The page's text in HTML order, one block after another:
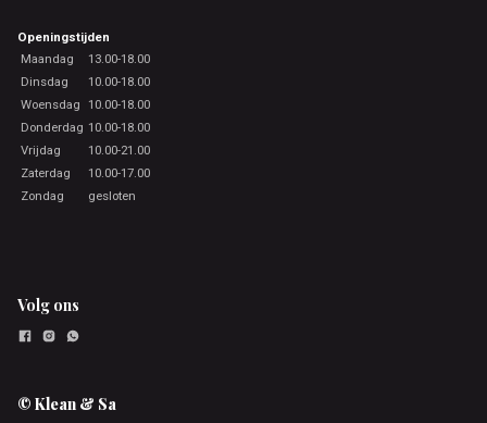
Openingstijden
Maandag
13.00-18.00
Dinsdag
10.00-18.00
Woensdag 10.00-18.00
Donderdag 10.00-18.00
Vrijdag
10.00-21.00
Zaterdag
10.00-17.00
Zondag
gesloten
Volg ons
© Klean & Sa